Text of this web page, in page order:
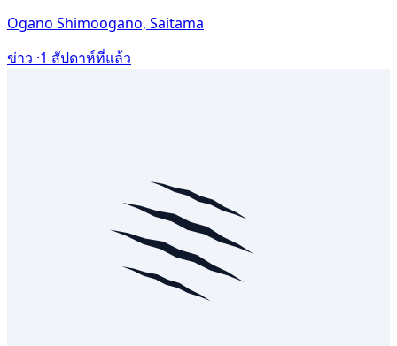
Ogano Shimoogano, Saitama
ข่าว ·1 สัปดาห์ที่แล้ว